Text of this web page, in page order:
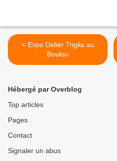
< Expo Didier Triglia au
Boulou
Hébergé par Overblog
Top articles
Pages
Contact
Signaler un abus